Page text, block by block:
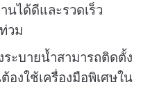
นได้ดีและรวดเร็ว
วม
ระบายน้ำสามารถติดตั้ง
องใช้เครื่องมือพิเศษใน